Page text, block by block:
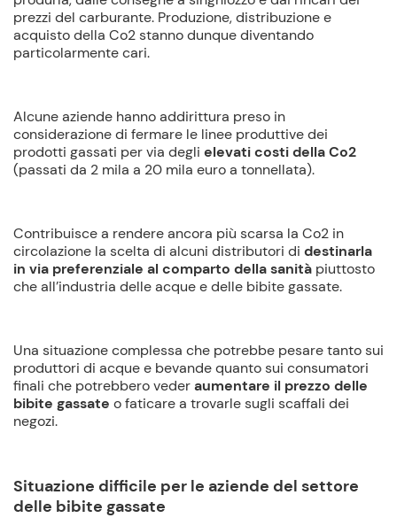
prezzi del carburante. Produzione, distribuzione e
acquisto della Co2 stanno dunque diventando
particolarmente cari.
Alcune aziende hanno addirittura preso in
considerazione di fermare le linee produttive dei
prodotti gassati per via degli elevaticosti della Co2
(passati da 2 mila a 20 mila euro a tonnellata).
Contribuisce a rendere ancora più scarsa la Co2 in
circolazione la scelta di alcuni distributori di destinarla
in via preferenziale al comparto della sanità piuttosto
che all’industria delle acque e delle bibite gassate.
Una situazione complessa che potrebbe pesare tanto sui
produttori di acque e bevande quanto sui consumatori
finali che potrebbero vederaumentare il prezzo delle
bibite gassate o faticare a trovarle sugli scaffali dei
negozi.
Situazione difficile per le aziende del settore
delle bibite gassate